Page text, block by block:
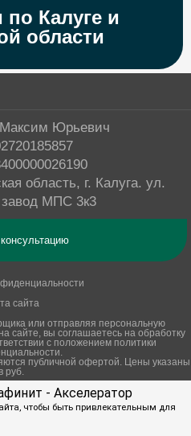
Lumfer
MSD
Polyplast
Renolit
Teqtum
Калуге и
области
Юрьевич
область, г. Калуга. ул.
МПС 3к3
сайта
или отправляя персональную
вы соглашаетесь на обработку
с положением политики
публичной офертой. Цены указаны
в руб.
- Акселератор
чтобы быть привлекательным для